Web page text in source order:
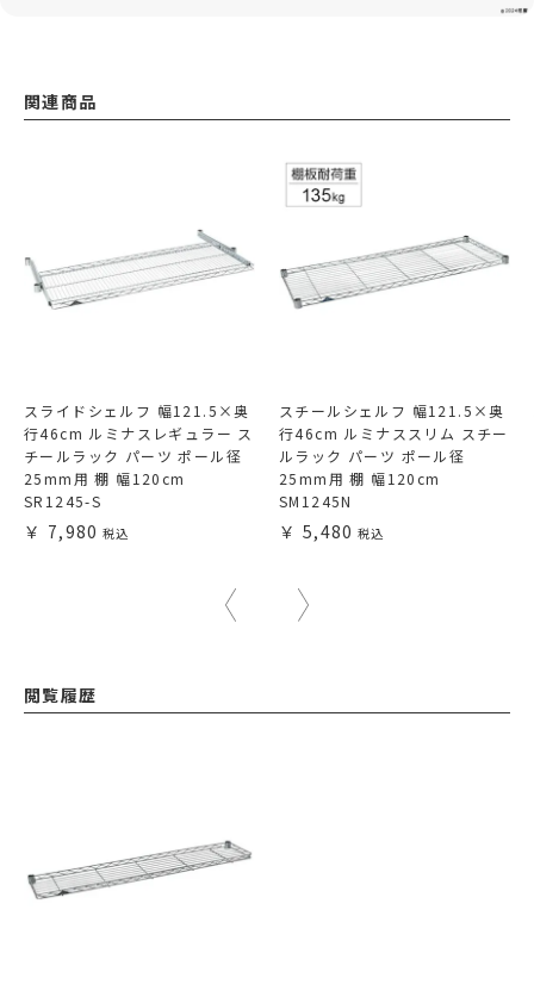
関連商品
スライドシェルフ 幅121.5×奥
行46cm ルミナスレギュラー ス
チールラック パーツ ポール径
25mm用 棚 幅120cm
SR1245-S
7,980
スチールシェルフ 幅121.5×奥
行46cm ルミナススリム スチー
ルラック パーツ ポール径
25mm用 棚 幅120cm
SM1245N
5,480
閲覧履歴